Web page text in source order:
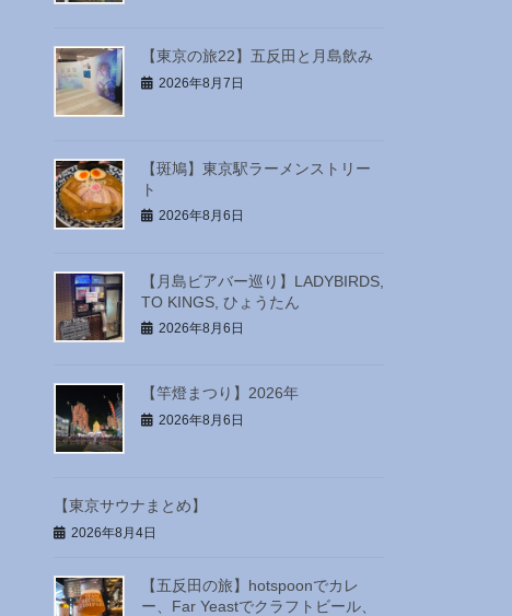
【東京の旅22】五反田と月島飲み
2026年8月7日
【斑鳩】東京駅ラーメンストリー
ト
2026年8月6日
【月島ビアバー巡り】LADYBIRDS,
TO KINGS, ひょうたん
2026年8月6日
【竿燈まつり】2026年
2026年8月6日
【東京サウナまとめ】
2026年8月4日
【五反田の旅】hotspoonでカレ
ー、Far Yeastでクラフトビール、